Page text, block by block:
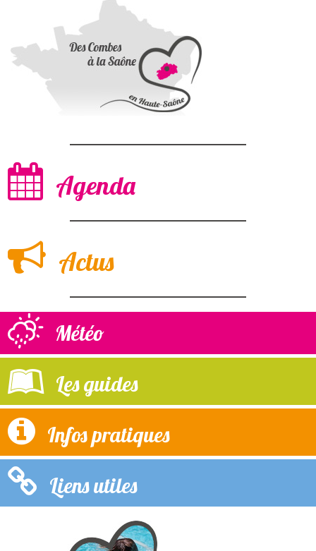
Agenda
Actus
Météo
Les guides
Infos pratiques
Liens utiles